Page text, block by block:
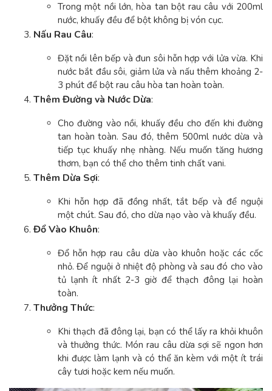
Trong một nồi lớn, hòa tan bột rau câu với 200ml
nước, khuấy đều để bột không bị vón cục.
Nấu Rau Câu:
Đặt nồi lên bếp và đun sôi hỗn hợp với lửa vừa. Khi
nước bắt đầu sôi, giảm lửa và nấu thêm khoảng 2-
3 phút để bột rau câu hòa tan hoàn toàn.
Thêm Đường và Nước Dừa:
Cho đường vào nồi, khuấy đều cho đến khi đường
tan hoàn toàn. Sau đó, thêm 500ml nước dừa và
tiếp tục khuấy nhẹ nhàng. Nếu muốn tăng hương
thơm, bạn có thể cho thêm tinh chất vani.
Thêm Dừa Sợi:
Khi hỗn hợp đã đồng nhất, tắt bếp và để nguội
một chút. Sau đó, cho dừa nạo vào và khuấy đều.
Đổ Vào Khuôn:
Đổ hỗn hợp rau câu dừa vào khuôn hoặc các cốc
nhỏ. Để nguội ở nhiệt độ phòng và sau đó cho vào
tủ lạnh ít nhất 2-3 giờ để thạch đông lại hoàn
toàn.
Thưởng Thức:
Khi thạch đã đông lại, bạn có thể lấy ra khỏi khuôn
và thưởng thức. Món rau câu dừa sợi sẽ ngon hơn
khi được làm lạnh và có thể ăn kèm với một ít trái
cây tươi hoặc kem nếu muốn.